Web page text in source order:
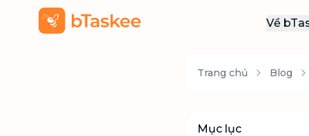
Về
Trang chủ Blog
Mục lục